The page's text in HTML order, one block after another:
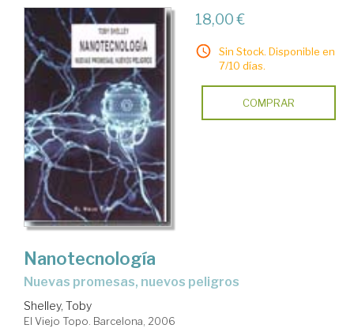
18,00 €
Sin Stock. Disponible en
7/10 días.
COMPRAR
Nanotecnología
nuevas promesas, nuevos peligros
Shelley, Toby
El Viejo Topo. Barcelona, 2006